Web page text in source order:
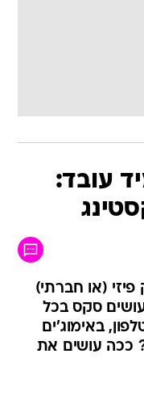
עובד:
פיזי (או חברתי)
סקס בכל
באימוג'ים
ככה עושים את